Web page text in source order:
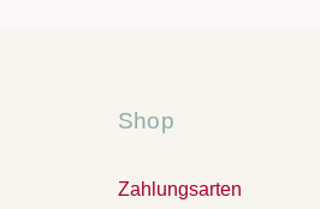
Shop
Zahlungsarten